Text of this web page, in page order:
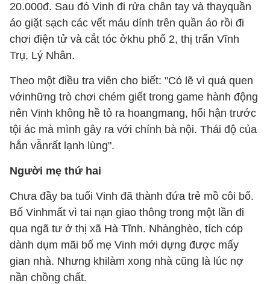
20.000đ. Sau đó Vinh đi rửa chân tay và thayquần
áo giặt sạch các vết máu dính trên quần áo rồi đi
chơi điện tử và cắt tóc ởkhu phố 2, thị trấn Vĩnh
Trụ, Lý Nhân.
Theo một điều tra viên cho biết: "Có lẽ vì quá quen
vớinhững trò chơi chém giết trong game hành động
nên Vinh không hề tỏ ra hoangmang, hối hận trước
tội ác mà mình gây ra với chính bà nội. Thái độ của
hắn vẫnrất lạnh lùng".
Người mẹ thứ hai
Chưa đầy ba tuổi Vinh đã thành đứa trẻ mồ côi bố.
Bố Vinhmất vì tai nạn giao thông trong một lần đi
qua ngã tư ở thị xã Hà Tĩnh. Nhànghèo, tích cóp
dành dụm mãi bố mẹ Vinh mới dựng được mấy
gian nhà. Nhưng khilàm xong nhà cũng là lúc nợ
nần chồng chất.